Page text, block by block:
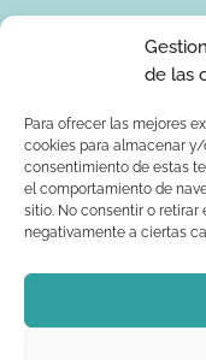
de las
Para ofrecer las mejores
cookies para almacenar
consentimiento de estas
el comportamiento de
sitio. No consentir o
negativamente a ciertas
Tus datos de
para enviarte
expreso. Tus serán
comunicados a
acceso, rectificación,
oposición dirigiendo
info@ponlearte.com y